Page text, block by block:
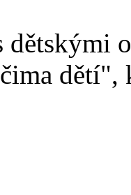
dětskými